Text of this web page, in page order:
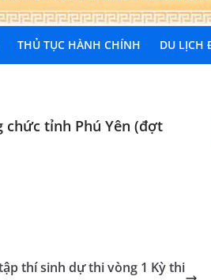
THỦ TỤC HÀNH CHÍNH DU LỊCH
tỉnh Phú Yên (đợt
thí sinh dự thi vòng 1 Kỳ thi